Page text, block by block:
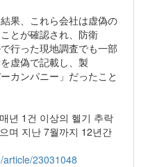
果、これら会社は虚偽の
とが確認され、防衛
行った現地調査でも一部
虚偽で記載し、製
カンパニー」だったこと
년 1건 이상의 헬기 추락
며 지난 7월까지 12년간
23031048